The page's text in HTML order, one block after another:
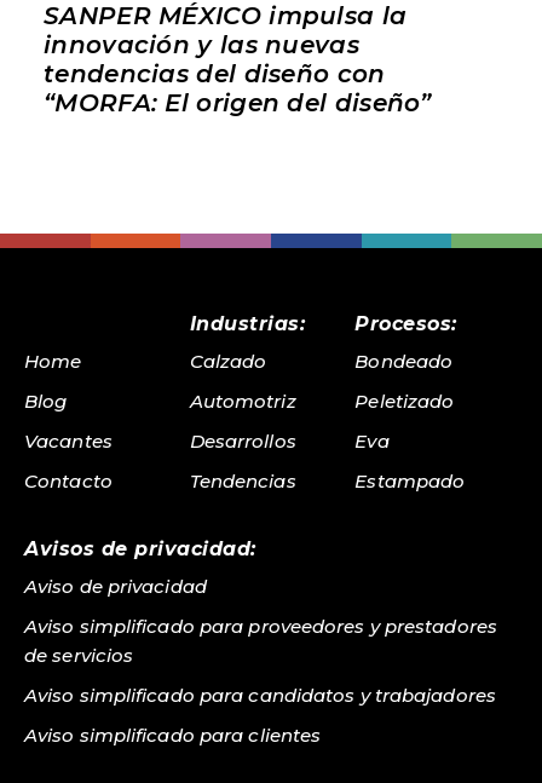
SANPER MÉXICO impulsa la
innovación y las nuevas
tendencias del diseño con
“MORFA: El origen del diseño”
Home
Blog
Vacantes
Contacto
Industrias:
Calzado
Automotriz
Desarrollos
Tendencias
Procesos:
Bondeado
Peletizado
Eva
Estampado
Avisos de privacidad:
Aviso de privacidad
Aviso simplificado para proveedores y prestadores
de servicios
Aviso simplificado para candidatos y trabajadores
Aviso simplificado para clientes